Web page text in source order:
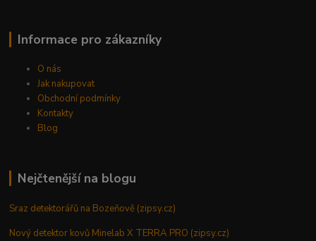
Informace pro zákazníky
O nás
Jak nakupovat
Obchodní podmínky
Kontakty
Blog
Nejčtenější na blogu
Sraz detektorářů na Bozeňově (zipsy.cz)
Nový detektor kovů Minelab X TERRA PRO (zipsy.cz)